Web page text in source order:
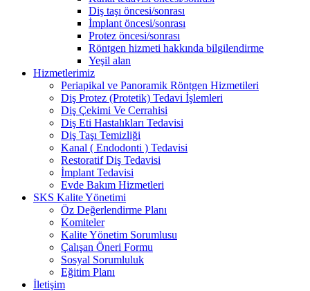
Diş taşı öncesi/sonrası
İmplant öncesi/sonrası
Protez öncesi/sonrası
Röntgen hizmeti hakkında bilgilendirme
Yeşil alan
Hizmetlerimiz
Periapikal ve Panoramik Röntgen Hizmetileri
Diş Protez (Protetik) Tedavi İşlemleri
Diş Çekimi Ve Cerrahisi
Diş Eti Hastalıkları Tedavisi
Diş Taşı Temizliği
Kanal ( Endodonti ) Tedavisi
Restoratif Diş Tedavisi
İmplant Tedavisi
Evde Bakım Hizmetleri
SKS Kalite Yönetimi
Öz Değerlendirme Planı
Komiteler
Kalite Yönetim Sorumlusu
Çalışan Öneri Formu
Sosyal Sorumluluk
Eğitim Planı
İletişim